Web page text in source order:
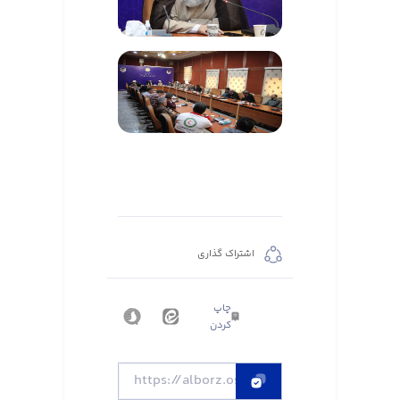
اشتراک گذاری
چاپ
کردن